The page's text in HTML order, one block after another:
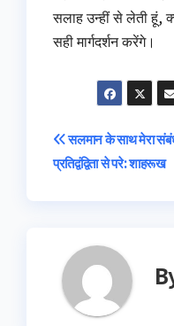
सलाह उन्‍हीं से लेती हूं,
सही मार्गदर्शन करेंगे।
Post
सलमान के साथ मेरा
प्रतिद्वंद्विता से परे: शाहरूख